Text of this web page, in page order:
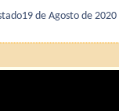
19 de Agosto de 2020